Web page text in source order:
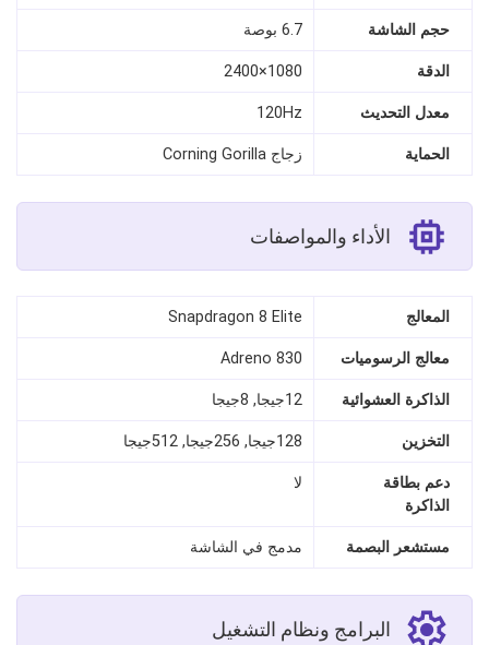
حجم الشاشة 6.7 بوصة
الدقة 1080×2400
معدل التحديث 120Hz
الحماية زجاج Corning Gorilla
الأداء والمواصفات
المعالج Snapdragon 8 Elite
معالج الرسوميات Adreno 830
الذاكرة العشوائية 12جيجا, 8جيجا
التخزين 128جيجا, 256جيجا, 512جيجا
دعم بطاقة
الذاكرة
لا
مستشعر البصمة مدمج في الشاشة
البرامج ونظام التشغيل